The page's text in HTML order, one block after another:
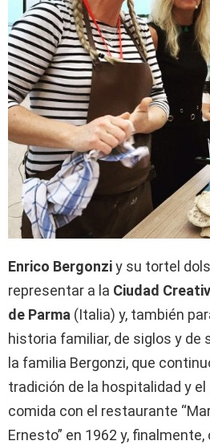
Enrico Bergonziy su tortel
representar a la Ciudad
de Parma (Italia) y, también
historia familiar, de siglos y de
la familia Bergonzi, que
tradición de la hospitalidad y el
comida con el restaurante
Ernesto” en 1962 y, finalmente,